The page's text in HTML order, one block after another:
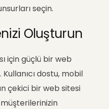
seçin.
Oluşturun
için güçlü bir web
dostu, mobil
çekici bir web sitesi